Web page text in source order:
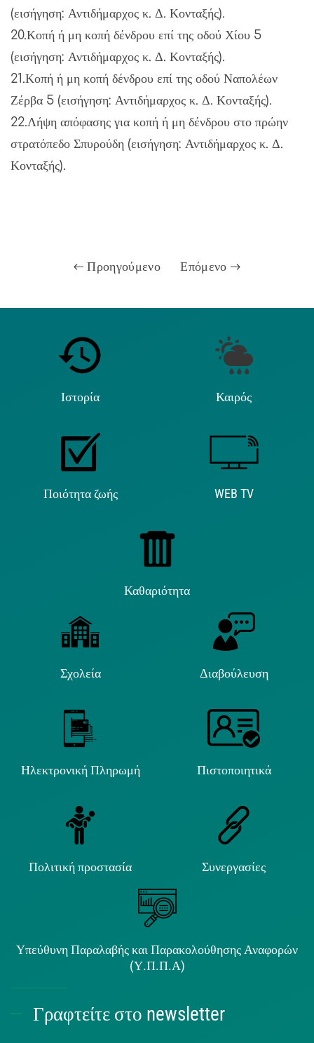
(εισήγηση: Αντιδήμαρχος κ. Δ. Κονταξής).
20.Κοπή ή μη κοπή δένδρου επί της οδού Χίου 5
(εισήγηση: Αντιδήμαρχος κ. Δ. Κονταξής).
21.Κοπή ή μη κοπή δένδρου επί της οδού Ναπολέων
Ζέρβα 5 (εισήγηση: Αντιδήμαρχος κ. Δ. Κονταξής).
22.Λήψη απόφασης για κοπή ή μη δένδρου στο πρώην
στρατόπεδο Σπυρούδη (εισήγηση: Αντιδήμαρχος κ. Δ.
Κονταξής).
Προηγούμενο Επόμενο
Ιστορία Καιρός
Ποιότητα ζωής WEB TV
Καθαριότητα
Σχολεία Διαβούλευση
Ηλεκτρονική Πληρωμή Πιστοποιητικά
Πολιτική προστασία Συνεργασίες
Υπεύθυνη Παραλαβής και Παρακολούθησης Αναφορών
(Υ.Π.Π.Α)
Γραφτείτε στο newsletter